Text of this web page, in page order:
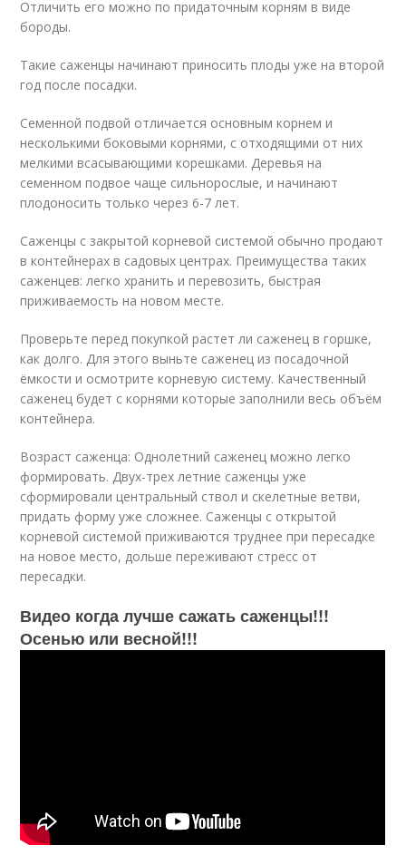
Отличить его можно по придаточным корням в виде
бороды.
Такие саженцы начинают приносить плоды уже на второй
год после посадки.
Семенной подвой отличается основным корнем и
несколькими боковыми корнями, с отходящими от них
мелкими всасывающими корешками. Деревья на
семенном подвое чаще сильнорослые, и начинают
плодоносить только через 6-7 лет.
Саженцы с закрытой корневой системой обычно продают
в контейнерах в садовых центрах. Преимущества таких
саженцев: легко хранить и перевозить, быстрая
приживаемость на новом месте.
Проверьте перед покупкой растет ли саженец в горшке,
как долго. Для этого выньте саженец из посадочной
ёмкости и осмотрите корневую систему. Качественный
саженец будет с корнями которые заполнили весь объём
контейнера.
Возраст саженца: Однолетний саженец можно легко
формировать. Двух-трех летние саженцы уже
сформировали центральный ствол и скелетные ветви,
придать форму уже сложнее. Саженцы с открытой
корневой системой приживаются труднее при пересадке
на новое место, дольше переживают стресс от
пересадки.
Видео когда лучше сажать саженцы!!!
Осенью или весной!!!